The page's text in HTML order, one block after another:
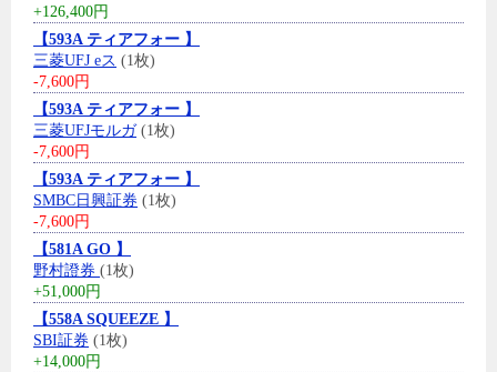
+126,400円
【593A ティアフォー 】
三菱UFJ eス (1枚)
-7,600円
【593A ティアフォー 】
三菱UFJモルガ(1枚)
-7,600円
【593A ティアフォー 】
SMBC日興証券 (1枚)
-7,600円
【581A GO 】
野村證券 (1枚)
+51,000円
【558A SQUEEZE 】
SBI証券 (1枚)
+14,000円